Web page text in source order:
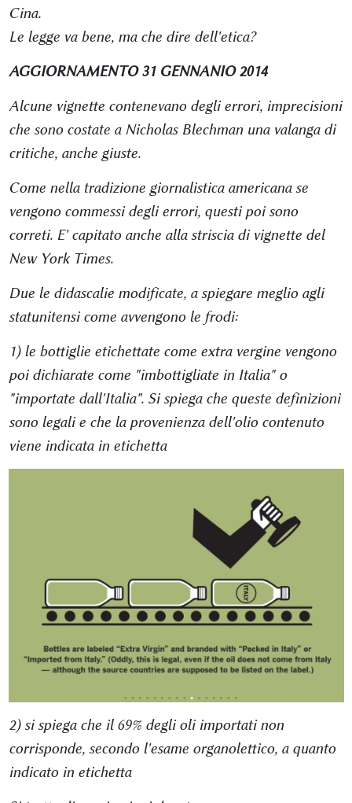
Cina.
Le legge va bene, ma che dire dell'etica?
AGGIORNAMENTO 31 GENNANIO 2014
Alcune vignette contenevano degli errori, imprecisioni
che sono costate a Nicholas Blechman una valanga di
critiche, anche giuste.
Come nella tradizione giornalistica americana se
vengono commessi degli errori, questi poi sono
correti. E' capitato anche alla striscia di vignette del
New York Times.
Due le didascalie modificate, a spiegare meglio agli
statunitensi come avvengono le frodi:
1) le bottiglie etichettate come extra vergine vengono
poi dichiarate come "imbottigliate in Italia" o
"importate dall'Italia". Si spiega che queste definizioni
sono legali e che la provenienza dell'olio contenuto
viene indicata in etichetta
2) si spiega che il 69% degli oli importati non
corrisponde, secondo l'esame organolettico, a quanto
indicato in etichetta